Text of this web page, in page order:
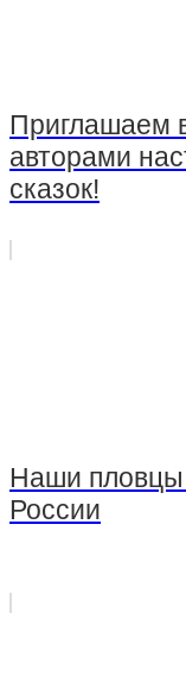
Приглашаем
авторами
сказок!
Наши пловцы
России